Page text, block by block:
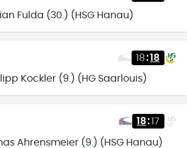
Fulda (30.) (HSG Hanau)
18:18
Kockler (9.) (HG Saarlouis)
18:17
Ahrensmeier (9.) (HSG Hanau)